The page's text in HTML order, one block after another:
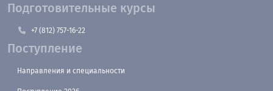
Подготовительные курсы
+7 (812) 757-16-22
Поступление
Направления и специальности